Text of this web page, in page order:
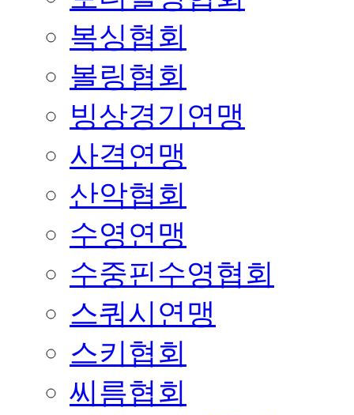
복싱협회
볼링협회
빙상경기연맹
사격연맹
산악협회
수영연맹
수중핀수영협회
스쿼시연맹
스키협회
씨름협회